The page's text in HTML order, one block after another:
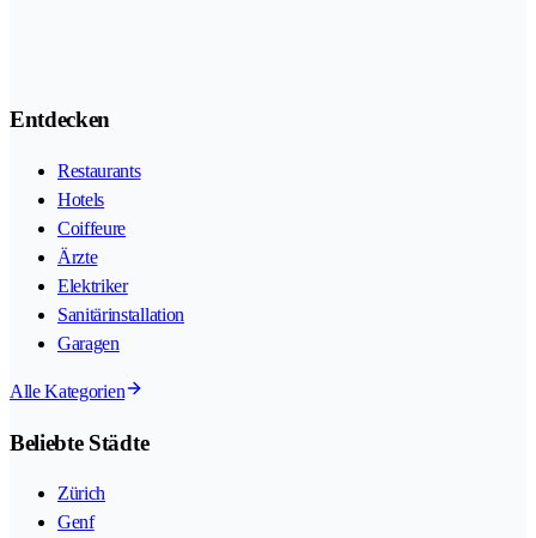
Entdecken
Restaurants
Hotels
Coiffeure
Ärzte
Elektriker
Sanitärinstallation
Garagen
Alle Kategorien
Beliebte Städte
Zürich
Genf